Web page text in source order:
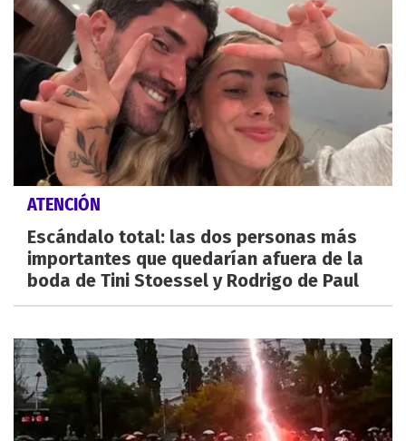
ATENCIÓN
Escándalo total: las dos personas más
importantes que quedarían afuera de la
boda de Tini Stoessel y Rodrigo de Paul